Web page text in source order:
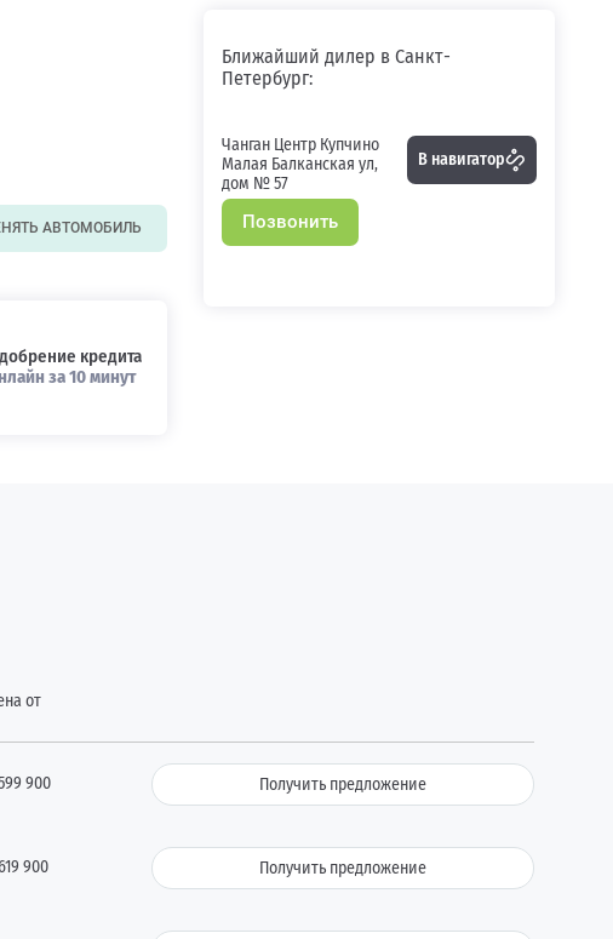
АВТОМОБИЛЬ
кредита
за 10 минут
Ближайший дилер в Санкт-
Петербург:
Чанган Центр Купчино
Малая Балканская ул,
дом № 57
Позвонить
В навигатор
от
900 Получить предложение
900 Получить предложение